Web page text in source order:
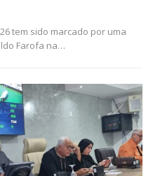
tem sido marcado por uma
Farofa na…